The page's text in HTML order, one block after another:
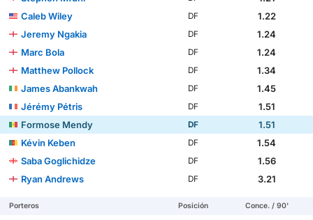
Caleb Wiley
DF
1.22
Jeremy Ngakia
DF
1.24
Marc Bola
DF
1.24
Matthew Pollock
DF
1.34
James Abankwah
DF
1.45
Jérémy Pétris
DF
1.51
Formose Mendy
DF
1.51
Kévin Keben
DF
1.54
Saba Goglichidze
DF
1.56
Ryan Andrews
DF 3.21
Porteros Posición Conce. / 90'